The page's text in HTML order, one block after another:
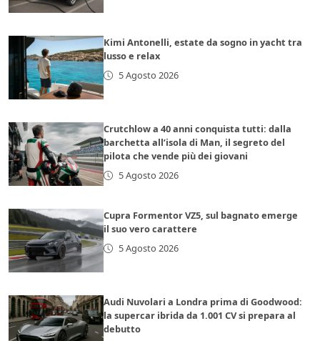
Kimi Antonelli, estate da sogno in yacht tra
lusso e relax
5 Agosto 2026
Crutchlow a 40 anni conquista tutti: dalla
barchetta all’isola di Man, il segreto del
pilota che vende più dei giovani
5 Agosto 2026
Cupra Formentor VZ5, sul bagnato emerge
il suo vero carattere
5 Agosto 2026
Audi Nuvolari a Londra prima di Goodwood:
la supercar ibrida da 1.001 CV si prepara al
debutto